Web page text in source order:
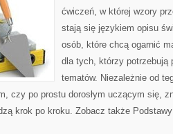
ćwiczeń, w której wzory
stają się językiem opisu
osób, które chcą ogarnić
dla tych, którzy potrzebują
tematów. Niezależnie od
czy po prostu dorosłym uczącym się,
krok po kroku. Zobacz także